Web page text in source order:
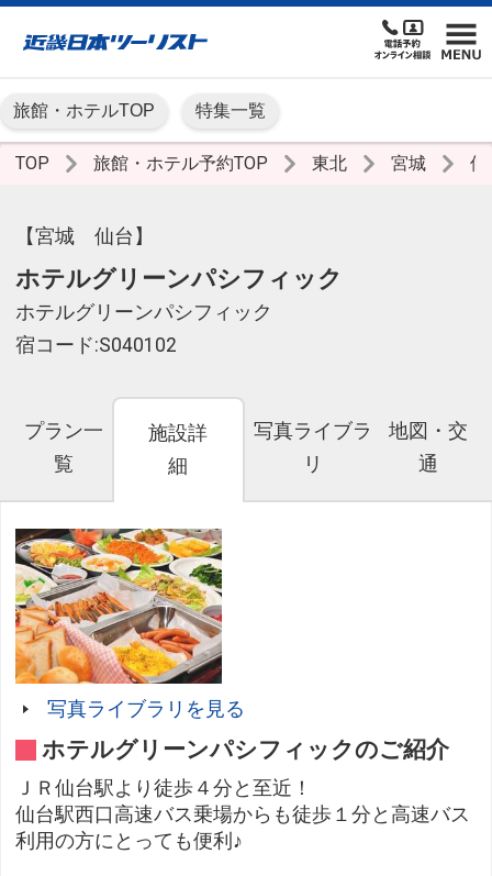
旅館・ホテルTOP 特集一覧
TOP 旅館・ホテル予約TOP 東北 宮城
【宮城 仙台】
ホテルグリーンパシフィック
ホテルグリーンパシフィック
宿コード:S040102
プラン一
覧
施設詳
細
写真ライブラ
リ
地図・交
通
写真ライブラリを見る
ホテルグリーンパシフィックのご紹介
ＪＲ仙台駅より徒歩４分と至近！
仙台駅西口高速バス乗場からも徒歩１分と高速バス
利用の方にとっても便利♪